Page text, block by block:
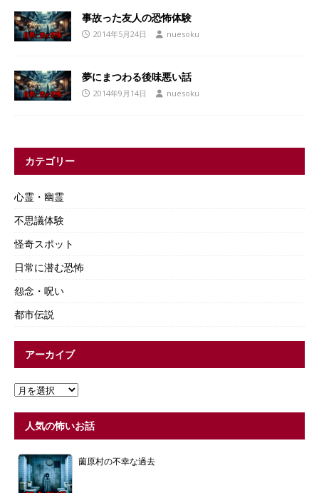
事故った友人の恐怖体験
2014年5月24日 nuesoku
夢にまつわる後味悪い話
2014年9月14日 nuesoku
カテゴリー
心霊・幽霊
不思議体験
怪奇スポット
日常に潜む恐怖
怨念・呪い
都市伝説
アーカイブ
人気の怖いお話
薗原村の不幸な過去